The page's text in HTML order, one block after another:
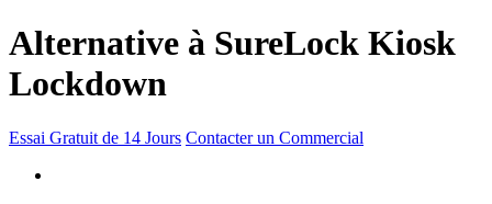
Alternative à SureLock Kiosk
Lockdown
Essai Gratuit de 14 Jours Contacter un Commercial